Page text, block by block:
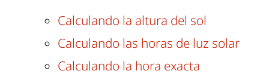
Calculando la altura del sol
Calculando las horas de luz solar
Calculando la hora exacta